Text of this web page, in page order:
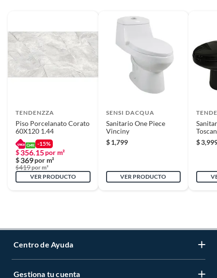
TENDENZZA
Piso Porcelanato Corato
60X120 1.44
-15%
$356.15por m²
$369por m²
$419por m²
VER PRODUCTO
SENSI DACQUA
Sanitario One Piece
Vinciny
$ 1,799
VER PRODUCTO
$
Centro de Ayuda
Servicio al Cliente
Gestiona tu cuenta